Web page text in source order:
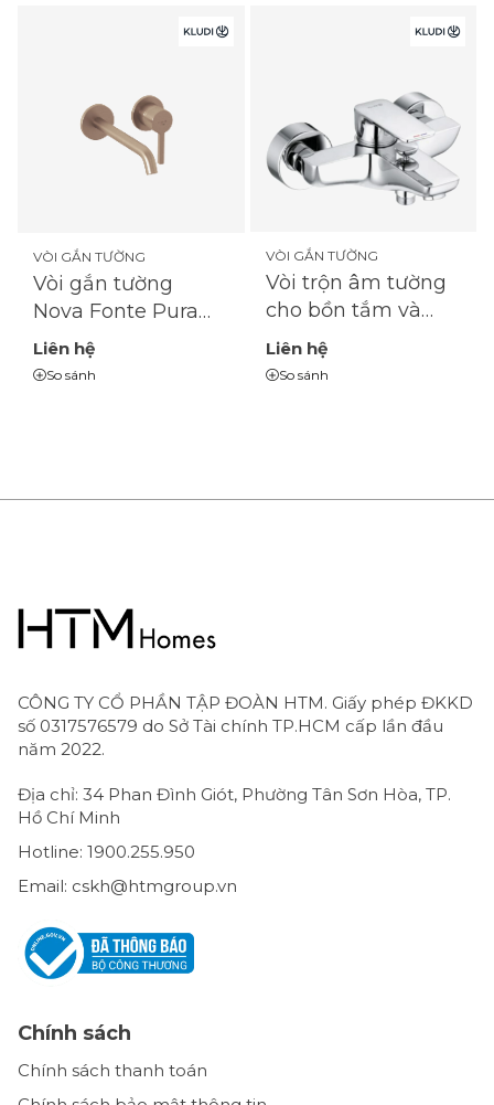
VÒI GẮN TƯỜNG
Vòi gắn tường
Nova Fonte Pura
Puristic 20245N115
Liên hệ
So sánh
VÒI GẮN TƯỜNG
Vòi trộn âm tường
cho bồn tắm và
sen tắm KLUDI
406810575
Liên hệ
So sánh
CÔNG TY CỔ PHẦN TẬP ĐOÀN HTM. Giấy phép ĐKKD
số 0317576579 do Sở Tài chính TP.HCM cấp lần đầu
năm 2022.
Địa chỉ: 34 Phan Đình Giót, Phường Tân Sơn Hòa, TP.
Hồ Chí Minh
Hotline: 1900.255.950
Email: cskh@htmgroup.vn
Chính sách
Chính sách thanh toán